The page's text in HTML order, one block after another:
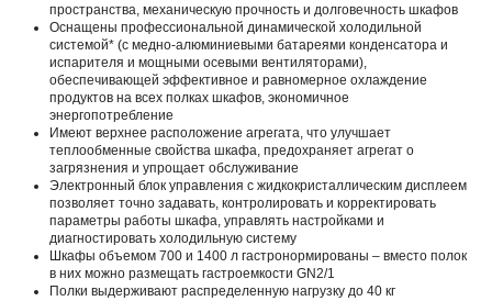
пространства, механическую прочность и долговечность шкафов
Оснащены профессиональной динамической холодильной
системой* (с медно-алюминиевыми батареями конденсатора и
испарителя и мощными осевыми вентиляторами),
обеспечивающей эффективное и равномерное охлаждение
продуктов на всех полках шкафов, экономичное
энергопотребление
Имеют верхнее расположение агрегата, что улучшает
теплообменные свойства шкафа, предохраняет агрегат о
загрязнения и упрощает обслуживание
Электронный блок управления с жидкокристаллическим дисплеем
позволяет точно задавать, контролировать и корректировать
параметры работы шкафа, управлять настройками и
диагностировать холодильную систему
Шкафы объемом 700 и 1400 л гастронормированы – вместо полок
в них можно размещать гастроемкости GN2/1
Полки выдерживают распределенную нагрузку до 40 кг